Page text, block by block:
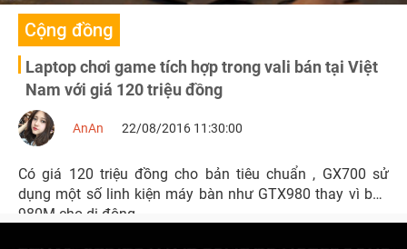
Cộng đồng
Laptop chơi game tích hợp trong vali bán tại Việt
Nam với giá 120 triệu đồng
AnAn 22/08/2016 11:30:00
Có giá 120 triệu đồng cho bản tiêu chuẩn , GX700 sử
dụng một số linh kiện máy bàn như GTX980 thay vì bản
980M cho di động.